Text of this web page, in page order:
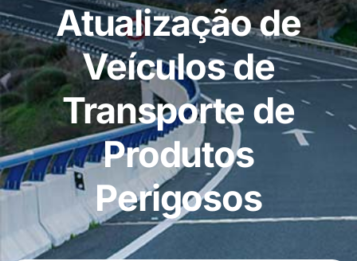
Atualização de
Veículos de
Transporte de
Produtos
Perigosos